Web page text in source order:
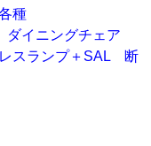
種
イニングチェア
スランプ＋SAL 断